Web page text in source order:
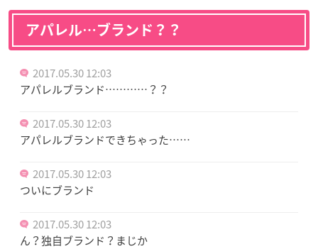
アパレル…ブランド？？
2017.05.30 12:03
アパレルブランド…………？？
2017.05.30 12:03
アパレルブランドできちゃった……
2017.05.30 12:03
ついにブランド
2017.05.30 12:03
ん？独自ブランド？まじか